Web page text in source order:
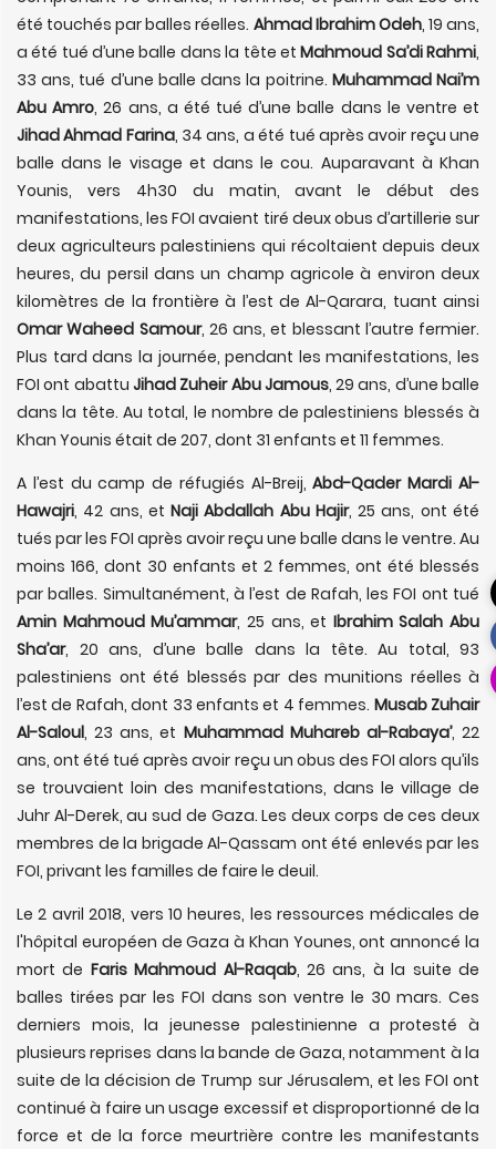
été touchés par balles réelles. Ahmad Ibrahim Odeh, 19 ans,
a été tué d’une balle dans la tête etMahmoud Sa’di Rahmi,
33 ans, tué d’une balle dans la poitrine. Muhammad Nai’m
Abu Amro, 26 ans, a été tué d’une balle dans le ventre et
Jihad Ahmad Farina, 34 ans, a été tué après avoir reçu une
balle dans le visage et dans le cou. Auparavant à Khan
Younis, vers 4h30 du matin, avant le début des
manifestations, les FOI avaient tiré deux obus d’artillerie sur
deux agriculteurs palestiniens qui récoltaient depuis deux
heures, du persil dans un champ agricole à environ deux
kilomètres de la frontière à l’est de Al-Qarara, tuant ainsi
Omar Waheed Samour, 26 ans, et blessant l’autre fermier.
Plus tard dans la journée, pendant les manifestations, les
FOI ont abattu Jihad Zuheir Abu Jamous, 29 ans, d’une balle
dans la tête. Au total, le nombre de palestiniens blessés à
Khan Younis était de 207, dont 31 enfants et 11 femmes.
A l’est du camp de réfugiés Al-Breij,Abd-Qader Mardi Al-
Hawajri, 42 ans, etNaji Abdallah Abu Hajir, 25 ans, ont été
tués par les FOI après avoir reçu une balle dans le ventre. Au
moins 166, dont 30 enfants et 2 femmes, ont été blessés
par balles. Simultanément, à l’est de Rafah, les FOI ont tué
Amin Mahmoud Mu’ammar, 25 ans, et Ibrahim Salah Abu
Sha’ar, 20 ans, d’une balle dans la tête. Au total, 93
palestiniens ont été blessés par des munitions réelles à
l’est de Rafah, dont 33 enfants et 4 femmes. Musab Zuhair
Al-Saloul, 23 ans, et Muhammad Muhareb al-Rabaya’, 22
ans, ont été tué après avoir reçu un obus des FOI alors qu’ils
se trouvaient loin des manifestations, dans le village de
Juhr Al-Derek, au sud de Gaza. Les deux corps de ces deux
membres de la brigade Al-Qassam ont été enlevés par les
FOI, privant les familles de faire le deuil.
Le 2 avril 2018, vers 10 heures, les ressources médicales de
l'hôpital européen de Gaza à Khan Younes, ont annoncé la
mort de Faris Mahmoud Al-Raqab, 26 ans, à la suite de
balles tirées par les FOI dans son ventre le 30 mars. Ces
derniers mois, la jeunesse palestinienne a protesté à
plusieurs reprises dans la bande de Gaza, notamment à la
suite de la décision de Trump sur Jérusalem, et les FOI ont
continué à faire un usage excessif et disproportionné de la
force et de la force meurtrière contre les manifestants